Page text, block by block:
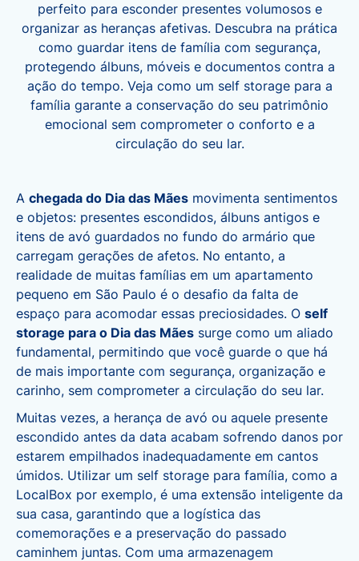
perfeito para esconder presentes volumosos e
organizar as heranças afetivas. Descubra na prática
como guardar itens de família com segurança,
protegendo álbuns, móveis e documentos contra a
ação do tempo. Veja como um self storage para a
família garante a conservação do seu patrimônio
emocional sem comprometer o conforto e a
circulação do seu lar.
A chegada do Dia das Mães movimenta sentimentos
e objetos: presentes escondidos, álbuns antigos e
itens de avó guardados no fundo do armário que
carregam gerações de afetos. No entanto, a
realidade de muitas famílias em um apartamento
pequeno em São Paulo é o desafio da falta de
espaço para acomodar essas preciosidades. O self
storage para o Dia das Mães surge como um aliado
fundamental, permitindo que você guarde o que há
de mais importante com segurança, organização e
carinho, sem comprometer a circulação do seu lar.
Muitas vezes, a herança de avó ou aquele presente
escondido antes da data acabam sofrendo danos por
estarem empilhados inadequadamente em cantos
úmidos. Utilizar um self storage para família, como a
LocalBox por exemplo, é uma extensão inteligente da
sua casa, garantindo que a logística das
comemorações e a preservação do passado
caminhem juntas. Com uma armazenagem